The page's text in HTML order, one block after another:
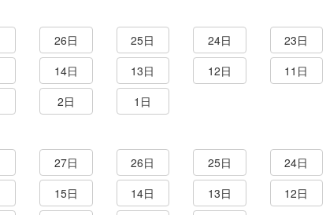
26日 25日 24日 23日
14日 13日 12日 11日
2日 1日
27日 26日 25日 24日
15日 14日 13日 12日